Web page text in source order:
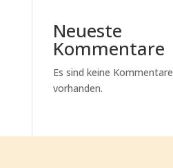
Neueste
Kommentare
Es sind keine Kommentare
vorhanden.